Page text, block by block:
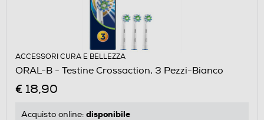
ACCESSORI CURA E BELLEZZA
ORAL-B - Testine Crossaction, 3 Pezzi-Bianco
€ 18,90
Acquisto online: disponibile